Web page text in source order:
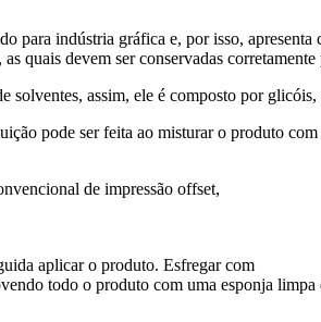
para indústria gráfica e, por isso,
quais devem ser conservadas
solventes, assim, ele é composto por
pode ser feita ao misturar o produto
de impressão offset,
aplicar o produto. Esfregar com
todo o produto com uma esponja limpa